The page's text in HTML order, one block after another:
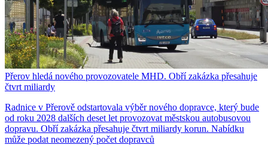
Přerov hledá nového provozovatele MHD. Obří zakázka přesahuje
čtvrt miliardy
Radnice v Přerově odstartovala výběr nového dopravce, který bude
od roku 2028 dalších deset let provozovat městskou autobusovou
dopravu. Obří zakázka přesahuje čtvrt miliardy korun. Nabídku
může podat neomezený počet dopravců